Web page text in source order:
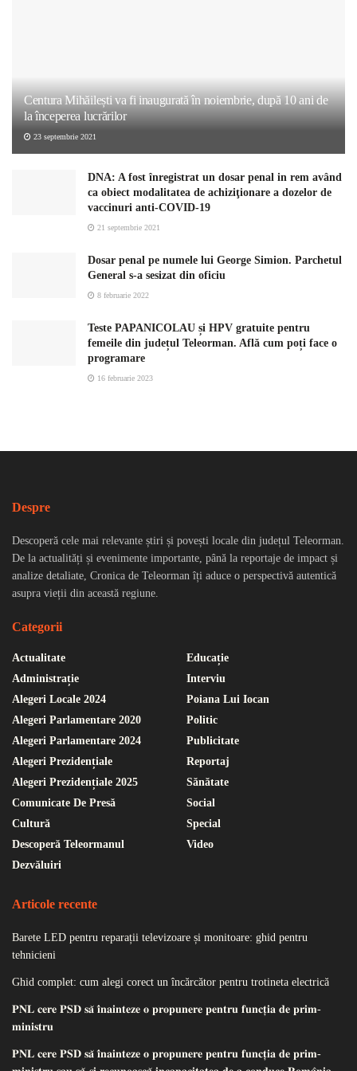
Centura Mihăilești va fi inaugurată în noiembrie, după 10 ani de
la începerea lucrărilor
23 septembrie 2021
DNA: A fost înregistrat un dosar penal in rem având
ca obiect modalitatea de achiziţionare a dozelor de
vaccinuri anti-COVID-19
21 septembrie 2021
Dosar penal pe numele lui George Simion. Parchetul
General s-a sesizat din oficiu
8 februarie 2022
Teste PAPANICOLAU și HPV gratuite pentru
femeile din județul Teleorman. Află cum poți face o
programare
16 februarie 2023
Despre
Descoperă cele mai relevante știri și povești locale din județul Teleorman.
De la actualități și evenimente importante, până la reportaje de impact și
analize detaliate, Cronica de Teleorman îți aduce o perspectivă autentică
asupra vieții din această regiune.
Categorii
Actualitate
Administrație
Alegeri Locale 2024
Alegeri Parlamentare 2020
Alegeri Parlamentare 2024
Alegeri Prezidențiale
Alegeri Prezidențiale 2025
Comunicate De Presă
Cultură
Descoperă Teleormanul
Dezvăluiri
Educație
Interviu
Poiana Lui Iocan
Politic
Publicitate
Reportaj
Sănătate
Social
Special
Video
Articole recente
Barete LED pentru reparații televizoare și monitoare: ghid pentru
tehnicieni
Ghid complet: cum alegi corect un încărcător pentru trotineta electrică
𝐏𝐍𝐋 𝐜𝐞𝐫𝐞 𝐏𝐒𝐃 𝐬𝐚̆ 𝐢̂𝐧𝐚𝐢𝐧𝐭𝐞𝐳𝐞 𝐨 𝐩𝐫𝐨𝐩𝐮𝐧𝐞𝐫𝐞 𝐩𝐞𝐧𝐭𝐫𝐮 𝐟𝐮𝐧𝐜𝐭̦𝐢𝐚 𝐝𝐞 𝐩𝐫𝐢𝐦-
𝐦𝐢𝐧𝐢𝐬𝐭𝐫𝐮
𝐏𝐍𝐋 𝐜𝐞𝐫𝐞 𝐏𝐒𝐃 𝐬𝐚̆ 𝐢̂𝐧𝐚𝐢𝐧𝐭𝐞𝐳𝐞 𝐨 𝐩𝐫𝐨𝐩𝐮𝐧𝐞𝐫𝐞 𝐩𝐞𝐧𝐭𝐫𝐮 𝐟𝐮𝐧𝐜𝐭̦𝐢𝐚 𝐝𝐞 𝐩𝐫𝐢𝐦-